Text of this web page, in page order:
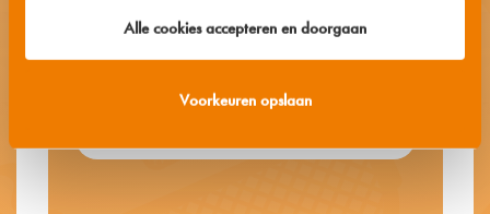
Alle cookies accepteren en doorgaan
Voorkeuren opslaan
Fishcorn®